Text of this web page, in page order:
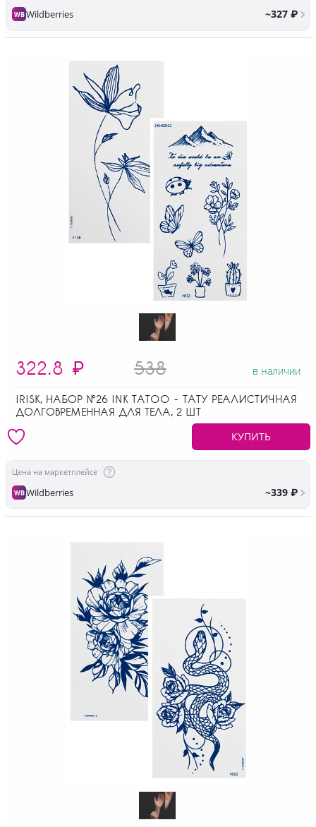
WBWildberries ~327 ₽
322.8 ₽ 538 в наличии
IRISK, НАБОР №26 INK TATOO - ТАТУ РЕАЛИСТИЧНАЯ
ДОЛГОВРЕМЕННАЯ ДЛЯ ТЕЛА, 2 ШТ
КУПИТЬ
Цена на маркетплейсе
WBWildberries ~339 ₽